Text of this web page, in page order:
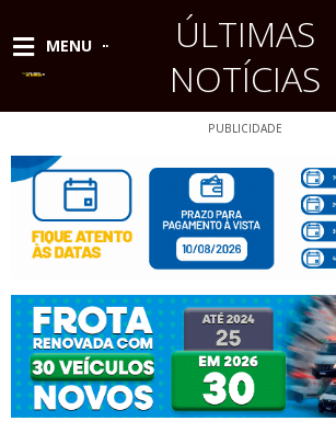
conteúdo
MENU
ÚLTIMAS
NOTÍCIAS
PUBLICIDADE